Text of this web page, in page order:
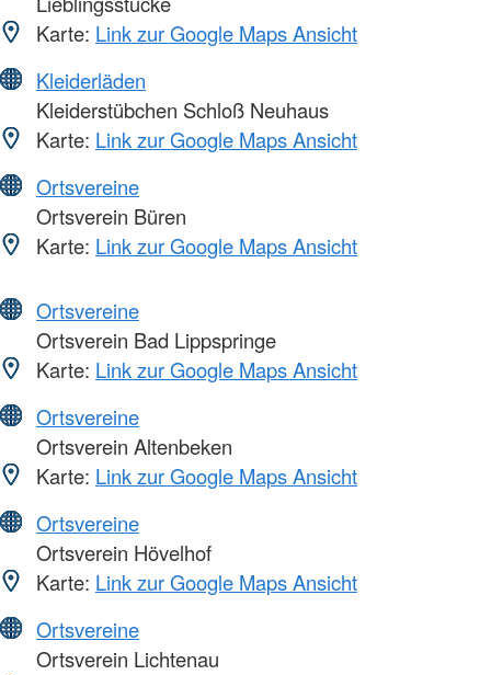
Karte: Link zur Google Maps Ansicht
Kleiderläden
Kleiderstübchen Schloß Neuhaus
Karte: Link zur Google Maps Ansicht
Ortsvereine
Ortsverein Büren
Karte: Link zur Google Maps Ansicht
Ortsvereine
Ortsverein Bad Lippspringe
Karte: Link zur Google Maps Ansicht
Ortsvereine
Ortsverein Altenbeken
Karte: Link zur Google Maps Ansicht
Ortsvereine
Ortsverein Hövelhof
Karte: Link zur Google Maps Ansicht
Ortsvereine
Ortsverein Lichtenau